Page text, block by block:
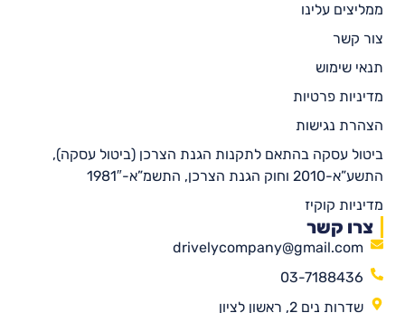
ממליצים עלינו
צור קשר
תנאי שימוש
מדיניות פרטיות
הצהרת נגישות
ביטול עסקה בהתאם לתקנות הגנת הצרכן (ביטול עסקה),
התשע”א-2010 וחוק הגנת הצרכן, התשמ”א-1981″
מדיניות קוקיז
צרו קשר
drivelycompany@gmail.com
03-7188436
שדרות נים 2, ראשון לציון